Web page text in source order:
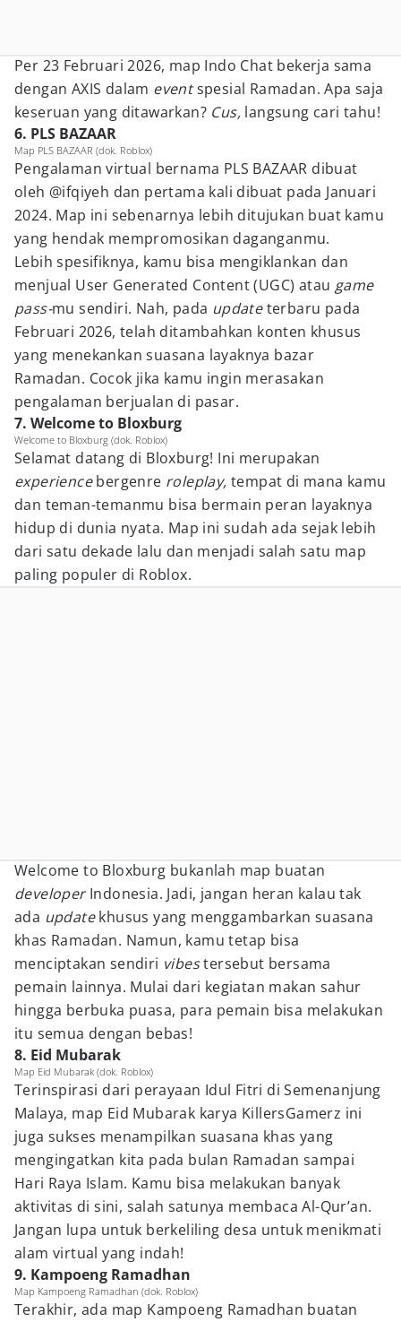
Per 23 Februari 2026, map Indo Chat bekerja sama
dengan AXIS dalam eventspesial Ramadan. Apa saja
keseruan yang ditawarkan? Cus, langsung cari tahu!
6. PLS BAZAAR
Map PLS BAZAAR (dok. Roblox)
Pengalaman virtual bernama PLS BAZAAR dibuat
oleh @ifqiyeh dan pertama kali dibuat pada Januari
2024. Map ini sebenarnya lebih ditujukan buat kamu
yang hendak mempromosikan daganganmu.
Lebih spesifiknya, kamu bisa mengiklankan dan
menjual User Generated Content (UGC) atau game
pass-mu sendiri. Nah, pada updateterbaru pada
Februari 2026, telah ditambahkan konten khusus
yang menekankan suasana layaknya bazar
Ramadan. Cocok jika kamu ingin merasakan
pengalaman berjualan di pasar.
7. Welcome to Bloxburg
Welcome to Bloxburg (dok. Roblox)
Selamat datang di Bloxburg! Ini merupakan
experiencebergenre roleplay,tempat di mana kamu
dan teman-temanmu bisa bermain peran layaknya
hidup di dunia nyata. Map ini sudah ada sejak lebih
dari satu dekade lalu dan menjadi salah satu map
paling populer di Roblox.
Welcome to Bloxburg bukanlah map buatan
developerIndonesia. Jadi, jangan heran kalau tak
ada updatekhusus yang menggambarkan suasana
khas Ramadan. Namun, kamu tetap bisa
menciptakan sendiri vibestersebut bersama
pemain lainnya. Mulai dari kegiatan makan sahur
hingga berbuka puasa, para pemain bisa melakukan
itu semua dengan bebas!
8. Eid Mubarak
Map Eid Mubarak (dok. Roblox)
Terinspirasi dari perayaan Idul Fitri di Semenanjung
Malaya, map Eid Mubarak karya KillersGamerz ini
juga sukses menampilkan suasana khas yang
mengingatkan kita pada bulan Ramadan sampai
Hari Raya Islam. Kamu bisa melakukan banyak
aktivitas di sini, salah satunya membaca Al-Qur’an.
Jangan lupa untuk berkeliling desa untuk menikmati
alam virtual yang indah!
9. Kampoeng Ramadhan
Map Kampoeng Ramadhan (dok. Roblox)
Terakhir, ada map Kampoeng Ramadhan buatan